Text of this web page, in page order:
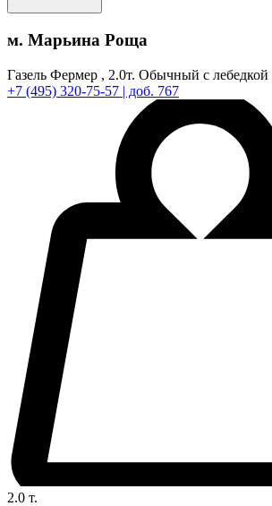
м. Марьина Роща
Газель Фермер , 2.0т. Обычный с лебедкой
+7 (495) 320-75-57 | доб. 767
2.0 т.